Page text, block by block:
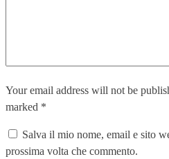
Your email address will not be
marked *
Salva il mio nome, email e sito
prossima volta che commento.